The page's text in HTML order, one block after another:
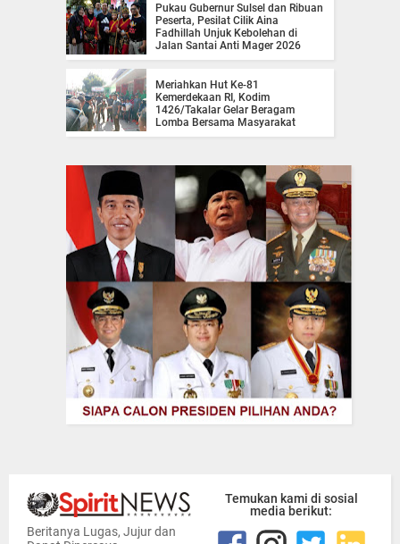
Pukau Gubernur Sulsel dan Ribuan
Peserta, Pesilat Cilik Aina
Fadhillah Unjuk Kebolehan di
Jalan Santai Anti Mager 2026
Meriahkan Hut Ke-81
Kemerdekaan RI, Kodim
1426/Takalar Gelar Beragam
Lomba Bersama Masyarakat
Beritanya Lugas, Jujur dan
Temukan kami di sosial
media berikut: